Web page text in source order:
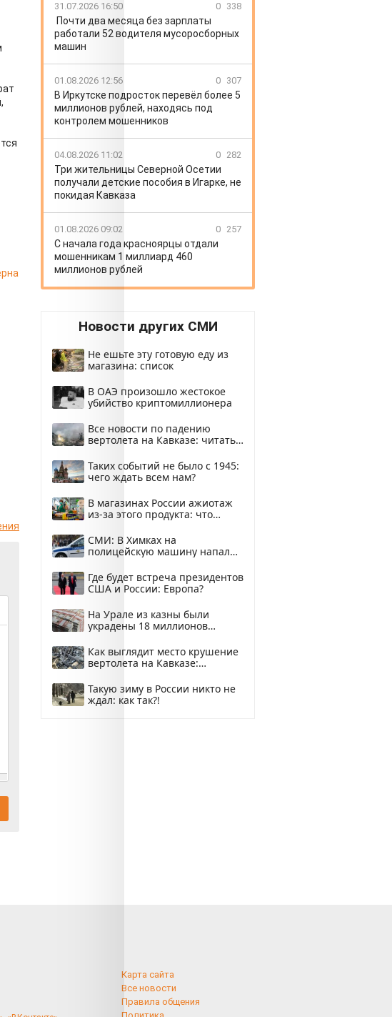
31.07.2026 16:50 0 338
Почти два месяца без зарплаты
работали 52 водителя мусоросборных
машин
01.08.2026 12:56 0 307
В Иркутске подросток перевёл более 5
миллионов рублей, находясь под
контролем мошенников
04.08.2026 11:02 0 282
Три жительницы Северной Осетии
получали детские пособия в Игарке, не
покидая Кавказа
01.08.2026 09:02 0 257
С начала года красноярцы отдали
мошенникам 1 миллиард 460
миллионов рублей
Новости других СМИ
Не ешьте эту готовую еду из
магазина: список
В ОАЭ произошло жестокое
убийство криптомиллионера
Все новости по падению
вертолета на Кавказе: читать
Таких событий не было с 1945:
чего ждать всем нам?
В магазинах России ажиотаж
из-за этого продукта: что
СМИ: В Химках на
полицейскую машину напали
Где будет встреча президентов
США и России: Европа?
На Урале из казны были
украдены 18 миллионов
Как выглядит место крушение
вертолета на Кавказе:
Такую зиму в России никто не
ждал: как так?!
Карта сайта
Все новости
Правила общения